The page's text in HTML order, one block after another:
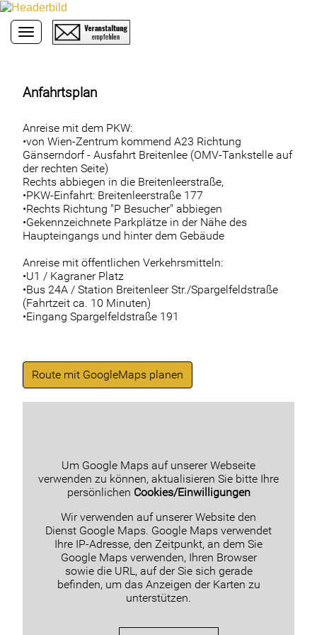
Toggle navigation
Anfahrtsplan
Anreise mit dem PKW:
•von Wien-Zentrum kommend A23 Richtung
Gänserndorf - Ausfahrt Breitenlee (OMV-Tankstelle auf
der rechten Seite)
Rechts abbiegen in die Breitenleerstraße,
•PKW-Einfahrt: Breitenleerstraße 177
•Rechts Richtung "P Besucher" abbiegen
•Gekennzeichnete Parkplätze in der Nähe des
Haupteingangs und hinter dem Gebäude
Anreise mit öffentlichen Verkehrsmitteln:
•U1 / Kagraner Platz
•Bus 24A / Station Breitenleer Str./Spargelfeldstraße
(Fahrtzeit ca. 10 Minuten)
•Eingang Spargelfeldstraße 191
Route mit GoogleMaps planen
Um Google Maps auf unserer Webseite
verwenden zu können, aktualisieren Sie bitte Ihre
persönlichen Cookies/Einwilligungen
Wir verwenden auf unserer Website den
Dienst Google Maps. Google Maps verwendet
Ihre IP-Adresse, den Zeitpunkt, an dem Sie
Google Maps verwenden, Ihren Browser
sowie die URL, auf der Sie sich gerade
befinden, um das Anzeigen der Karten zu
unterstützen.